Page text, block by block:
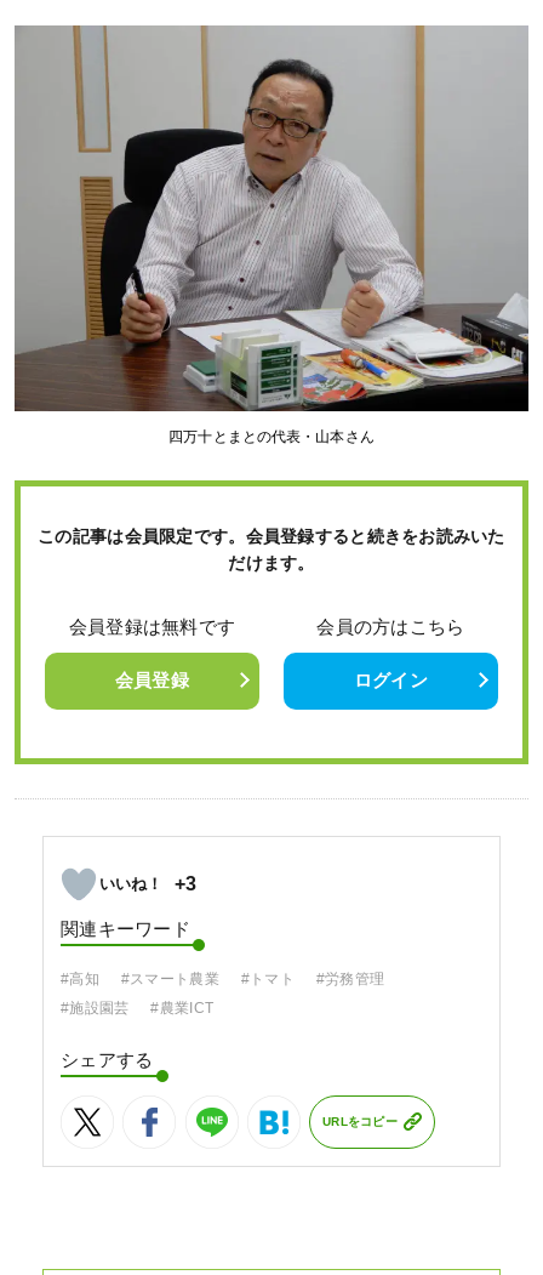
四万十とまとの代表・山本さん
この記事は会員限定です。会員登録すると続きをお読みいた
だけます。
会員登録は無料です
会員登録
会員の方はこちら
ログイン
+3
関連キーワード
#高知 #スマート農業 #トマト
#労務管理
#施設園芸
#農業ICT
シェアする
URLをコピー